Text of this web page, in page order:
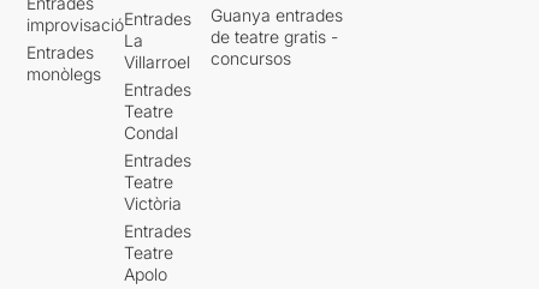
improvisació
Entrades
monòlegs
Entrades
La
Villarroel
Entrades
Teatre
Condal
Entrades
Teatre
Victòria
Entrades
Teatre
Apolo
Guanya entrades
de teatre gratis -
concursos